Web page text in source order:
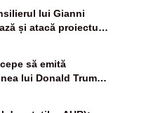
lui Gianni
și atacă proiectul
să emită
lui Donald Trump